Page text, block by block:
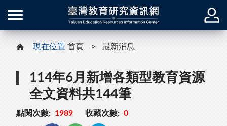
現在位置 首頁 最新消息
114年6月新增各類型教育資源
全文資料共144筆
點閱次數: 1989 收藏次數: 0